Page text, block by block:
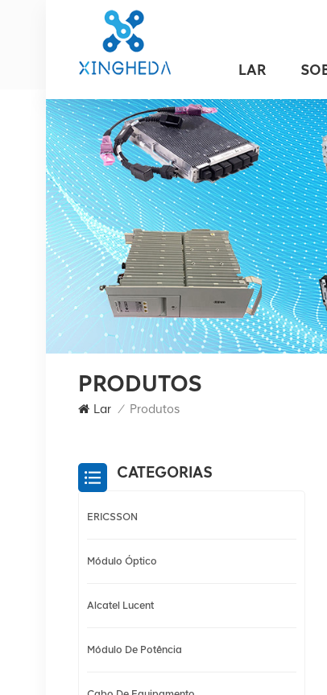
LAR
PRODUTOS
Lar / Produtos
CATEGORIAS
ERICSSON
Módulo Óptico
Alcatel Lucent
Módulo De Potência